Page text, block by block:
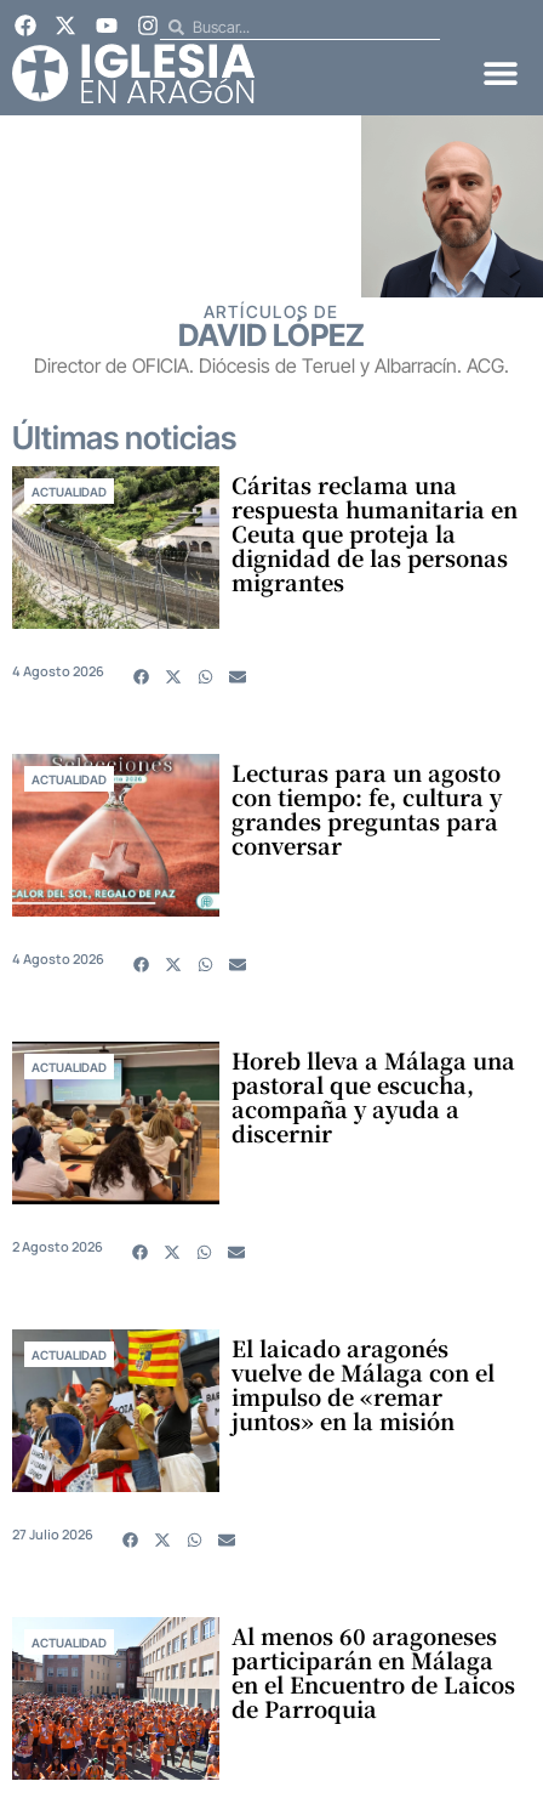
ARTÍCULOS DE
DAVID LÓPEZ
Director de OFICIA. Diócesis de Teruel y Albarracín. ACG.
Últimas noticias
ACTUALIDAD Cáritas reclama una
respuesta humanitaria en
Ceuta que proteja la
dignidad de las personas
migrantes
4 Agosto 2026
ACTUALIDAD Lecturas para un agosto
con tiempo: fe, cultura y
grandes preguntas para
conversar
4 Agosto 2026
ACTUALIDAD Horeb lleva a Málaga una
pastoral que escucha,
acompaña y ayuda a
discernir
2 Agosto 2026
ACTUALIDAD El laicado aragonés
vuelve de Málaga con el
impulso de «remar
juntos» en la misión
27 Julio 2026
ACTUALIDAD Al menos 60 aragoneses
participarán en Málaga
en el Encuentro de Laicos
de Parroquia